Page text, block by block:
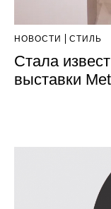
НОВОСТИ СТИЛЬ
Стала
выставки